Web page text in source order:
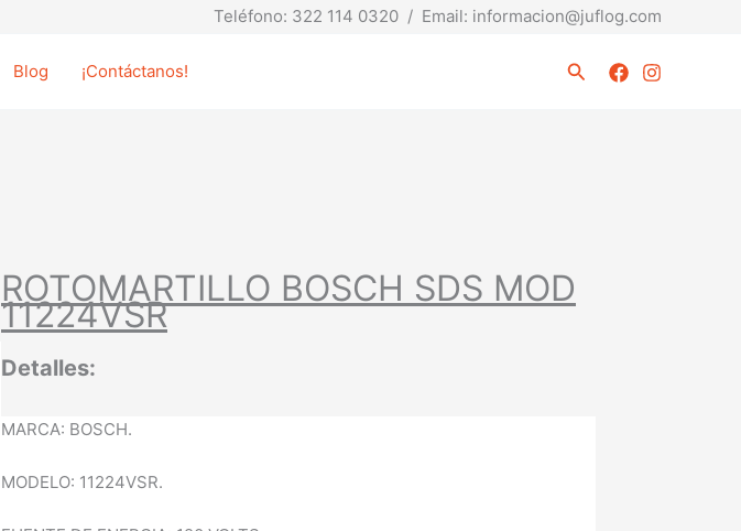
Teléfono: 322 114 0320 / Email: informacion@juflog.com
Blog ¡Contáctanos! Buscar
ROTOMARTILLO BOSCH SDS MOD
11224VSR
Detalles:
MARCA: BOSCH.
MODELO: 11224VSR.